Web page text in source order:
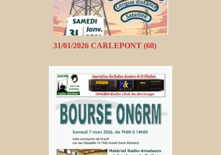
31/01/2026 CARLEPONT (60)